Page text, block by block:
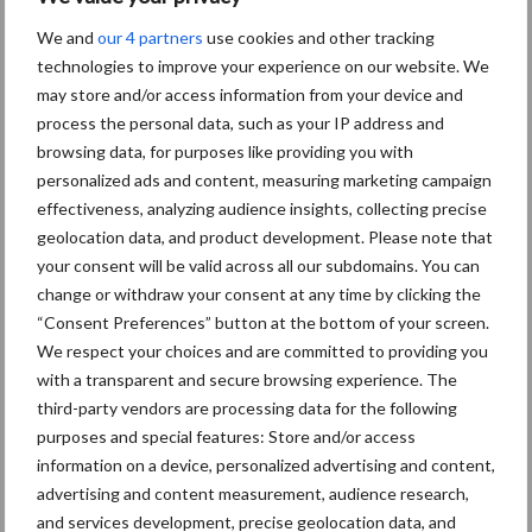
We and our 4 partners use cookies and other tracking
technologies to improve your experience on our website. We
may store and/or access information from your device and
process the personal data, such as your IP address and
browsing data, for purposes like providing you with
personalized ads and content, measuring marketing campaign
effectiveness, analyzing audience insights, collecting precise
geolocation data, and product development. Please note that
your consent will be valid across all our subdomains. You can
change or withdraw your consent at any time by clicking the
“Consent Preferences” button at the bottom of your screen.
We respect your choices and are committed to providing you
with a transparent and secure browsing experience. The
third-party vendors are processing data for the following
purposes and special features: Store and/or access
information on a device, personalized advertising and content,
advertising and content measurement, audience research,
and services development, precise geolocation data, and
Primaire
Sidebar
Recent nieuws Partner nieuws
Diergezondheid Bemesting Fokkerij
Bedrijfsnieuws
Ligbox &
Voerhekken
Toon meer